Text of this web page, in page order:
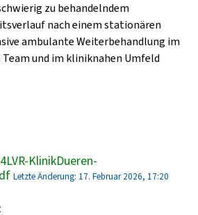
zu behandelndem
nach einem stationären
ambulante Weiterbehandlung im
und im kliniknahen Umfeld
KlinikDueren-
Letzte Änderung: 17. Februar 2026, 17:20